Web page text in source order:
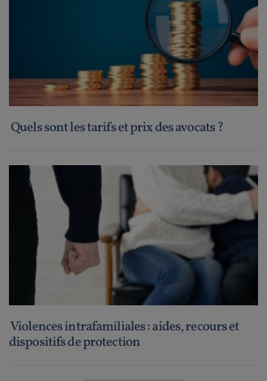
Quels sont les tarifs et prix des avocats ?
Violences intrafamiliales : aides, recours et
dispositifs de protection